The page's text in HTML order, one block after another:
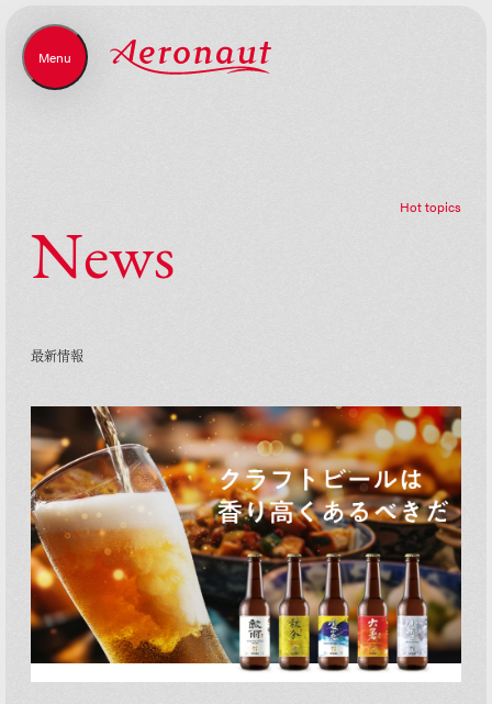
Menu
News
最新情報
Hottopics